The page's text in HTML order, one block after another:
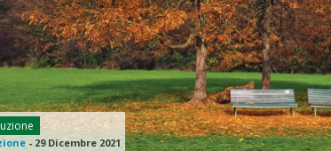
- 29 Dicembre 2021